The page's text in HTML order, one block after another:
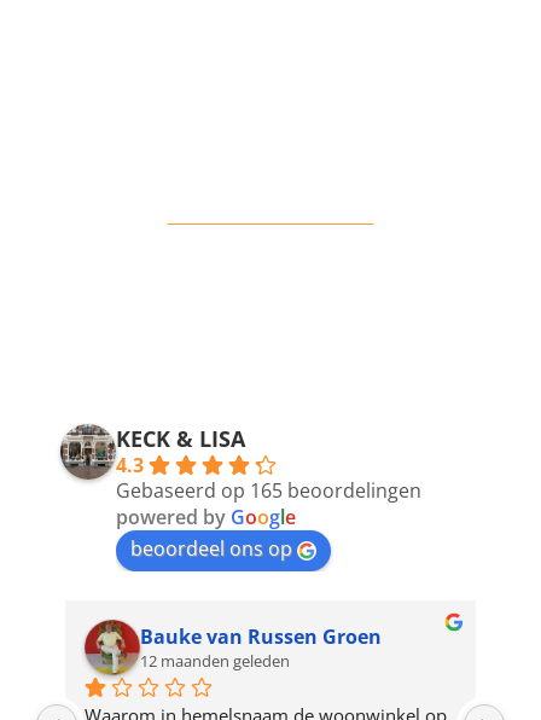
KECK & LISA
4.3
Gebaseerd op 165 beoordelingen
powered by Google
beoordeel ons op
Bauke van Russen Groen
12 maanden geleden
Waarom in hemelsnaam de woonwinkel op